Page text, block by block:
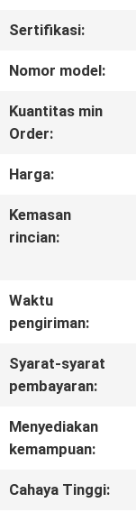
WISATA
PABRIK
KUALITAS
KAMI
BERITA
SEMUA
KASUS
Sertifikasi:
Nomor model:
Kuantitas min
Order:
Harga:
Kemasan
rincian:
Waktu
pengiriman:
Syarat-syarat
pembayaran:
Menyediakan
kemampuan:
Cahaya Tinggi: